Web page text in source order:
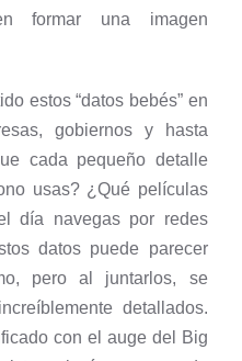
formar una imagen
estos “datos bebés” en
gobiernos y hasta
cada pequeño detalle
usas? ¿Qué películas
día navegas por redes
datos puede parecer
pero al juntarlos, se
detallados.
con el auge del Big